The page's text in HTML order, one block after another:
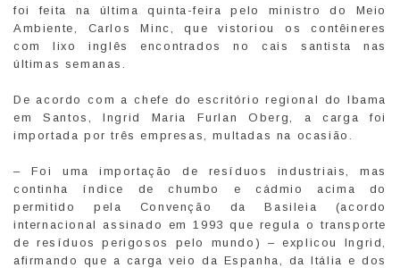
foi feita na última quinta-feira pelo ministro do Meio
Ambiente, Carlos Minc, que vistoriou os contêineres
com lixo inglês encontrados no cais santista nas
últimas semanas.
De acordo com a chefe do escritório regional do Ibama
em Santos, Ingrid Maria Furlan Oberg, a carga foi
importada por três empresas, multadas na ocasião.
– Foi uma importação de resíduos industriais, mas
continha índice de chumbo e cádmio acima do
permitido pela Convenção da Basileia (acordo
internacional assinado em 1993 que regula o transporte
de resíduos perigosos pelo mundo) – explicou Ingrid,
afirmando que a carga veio da Espanha, da Itália e dos